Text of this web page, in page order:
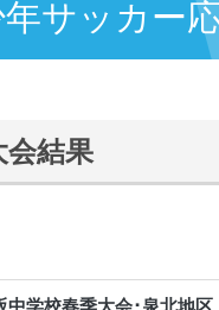
サッカー
会結果